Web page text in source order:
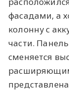
фасадами, а
колонну с
части.
сменяется